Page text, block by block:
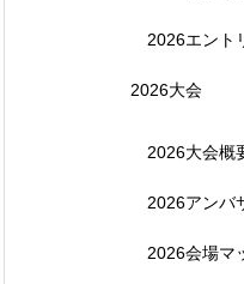
【受付終了】参
2026エント
2026大会
2026大会概
2026アンバ
2026会場マ